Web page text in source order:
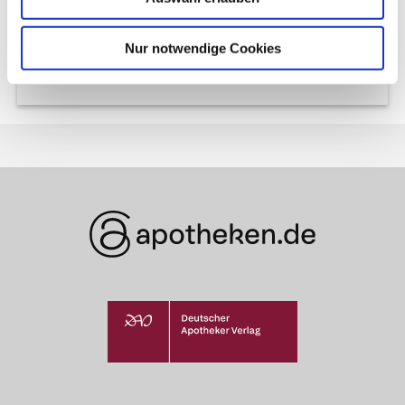
Nur notwendige Cookies
Nächster Artikel
Kinderlähmung-Impfung
(Polio)